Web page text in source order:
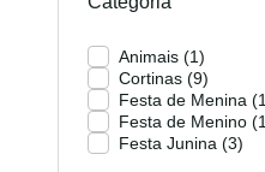
Animais (1)
Cortinas (9)
Festa de Menina (1
Festa de Menino (1
Festa Junina (3)